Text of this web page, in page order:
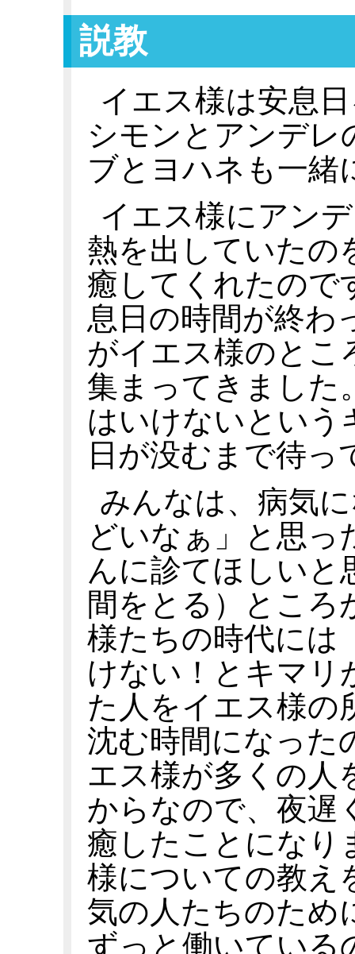
説教
イエス様は安息
シモンとアンデレ
ブとヨハネも一緒
イエス様にアン
熱を出していたの
癒してくれたので
息日の時間が終わ
がイエス様のとこ
集まってきました
はいけないという
日が没むまで待っ
みんなは、病気
どいなぁ」と思っ
んに診てほしいと
間をとる）ところ
様たちの時代には
けない！とキマリ
た人をイエス様の
沈む時間になった
エス様が多くの人
からなので、夜遅
癒したことになり
様についての教え
気の人たちのため
ずっと働いている